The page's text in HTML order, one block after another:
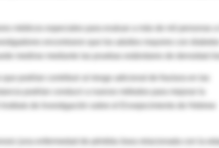
encontraron que los adultos mayores con
podrían contribuir al riesgo adicional de fractura en las
podrían conducir a nuevos métodos para mejorar la
de Investigación sobre el Envejecimiento de Hebrew
(una enfermedad de pérdida ósea relacionada con la